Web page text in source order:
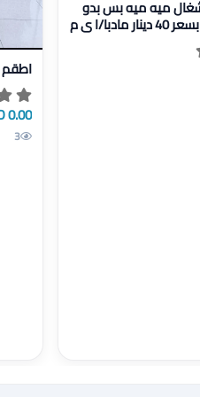
ميه ميه بس بدو
عين الي بي النص بسعر 40 دينار مادبا/ا ي م
عرض
اطقم
0.00 JOD
3